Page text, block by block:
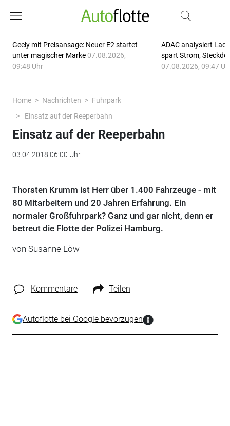
Geely mit Preisansage: Neuer E2 startet
unter magischer Marke 07.08.2026,
09:48 Uhr
ADAC analysiert
spart Strom,
07.08.2026, 09:47
Home Nachrichten
Fuhrpark
Einsatz auf der Reeperbahn
Einsatz auf der Reeperbahn
03.04.2018 06:00 Uhr
Thorsten Krumm ist Herr über 1.400 Fahrzeuge - mit
80 Mitarbeitern und 20 Jahren Erfahrung. Ein
normaler Großfuhrpark? Ganz und gar nicht, denn er
betreut die Flotte der Polizei Hamburg.
von Susanne Löw
Kommentare Teilen
Autoflotte bei Google bevorzugen